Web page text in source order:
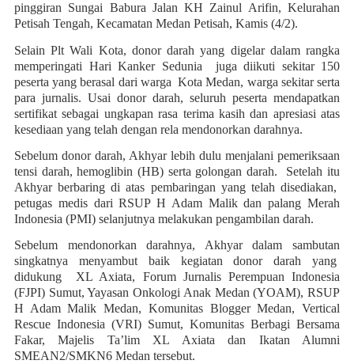
pinggiran Sungai Babura Jalan KH Zainul Arifin, Kelurahan
Petisah Tengah, Kecamatan Medan Petisah, Kamis (4/2).
Selain Plt Wali Kota, donor darah yang digelar dalam rangka
memperingati Hari Kanker Sedunia juga diikuti sekitar 150
peserta yang berasal dari warga Kota Medan, warga sekitar serta
para jurnalis. Usai donor darah, seluruh peserta mendapatkan
sertifikat sebagai ungkapan rasa terima kasih dan apresiasi atas
kesediaan yang telah dengan rela mendonorkan darahnya.
Sebelum donor darah, Akhyar lebih dulu menjalani pemeriksaan
tensi darah, hemoglibin (HB) serta golongan darah. Setelah itu
Akhyar berbaring di atas pembaringan yang telah disediakan,
petugas medis dari RSUP H Adam Malik dan palang Merah
Indonesia (PMI) selanjutnya melakukan pengambilan darah.
Sebelum mendonorkan darahnya, Akhyar dalam sambutan
singkatnya menyambut baik kegiatan donor darah yang
didukung XL Axiata, Forum Jurnalis Perempuan Indonesia
(FJPI) Sumut, Yayasan Onkologi Anak Medan (YOAM), RSUP
H Adam Malik Medan, Komunitas Blogger Medan, Vertical
Rescue Indonesia (VRI) Sumut, Komunitas Berbagi Bersama
Fakar, Majelis Ta’lim XL Axiata dan Ikatan Alumni
SMEAN2/SMKN6 Medan tersebut.